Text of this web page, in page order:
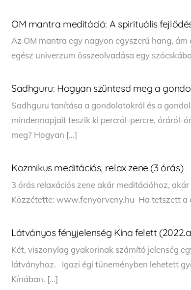
OM mantra meditáció: A spirituális
Az OM mantra egy nagyon egyszerű hang,
egész univerzum összeolvadása egy
Sadhguru: Hogyan szüntesd meg a
Sadhguru tanítása a gondolatokról és a
mindennapjait teszik ki percről-percre, óráról-
meg? Hogyan […]
Kozmikus meditációs, relax zene (3 órás)
3 órás relaxációs zene akár meditációhoz,
Közzétette: www.fenyorveny.hu Ha tetszett a
Látványos fényjelenség Kína felett
Két, viszonylag gyakorinak számító jelenség
látványhoz. Igazi égi tüneményben lehetett
Kínában. […]